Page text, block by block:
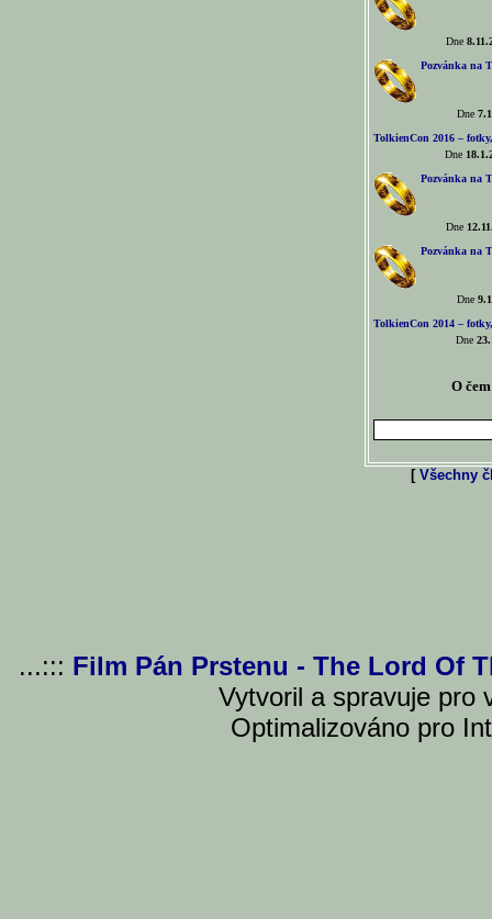
Dne
Pozvánka na
Dne
TolkienCon 2016 –
Dne
Pozvánka na
Dne
Pozvánka na
Dne
TolkienCon 2014 –
Dne
O
[ Všechny
...::: Film Pán Prstenu - The Lord Of
Vytvoril a spravuje pro
Optimalizováno pro